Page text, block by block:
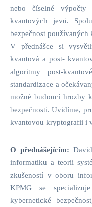
nebo číselné
kvantových jevů.
bezpečnost
V přednášce si
kvantová a post-
algoritmy post-
standardizace a
možné budoucí hrozby
bezpečnosti. Uvidíme,
kvantovou kryptografii i
O přednášejícím:
informatiku a teorii
zkušeností v oboru
KPMG se
kybernetické